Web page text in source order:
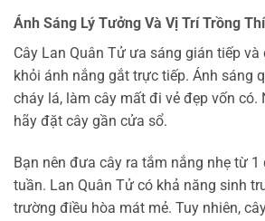
Ánh Sáng Lý Tưởng Và Vị Trí Trồng
Cây Lan Quân Tử ưa sáng gián tiếp
khỏi ánh nắng gắt trực tiếp. Ánh sáng
cháy lá, làm cây mất đi vẻ đẹp vốn có.
hãy đặt cây gần cửa sổ.
Bạn nên đưa cây ra tắm nắng nhẹ từ 1
tuần. Lan Quân Tử có khả năng sinh
trường điều hòa mát mẻ. Tuy nhiên,